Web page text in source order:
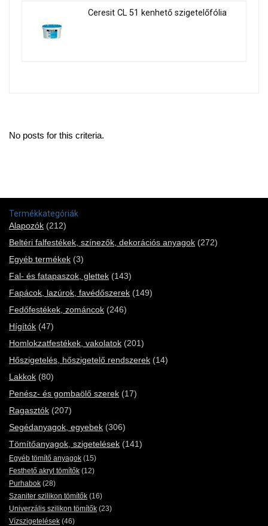
Ceresit CL 51 kenhető szigetelőfólia
No posts for this criteria.
Termékkategóriák
Alapozók (212)
Beltéri falfestékek, színezők, dekorációs anyagok (272)
Egyéb termékek (3)
Fal- és fatapaszok, glettek (143)
Fapácok, lazúrok, favédőszerek (149)
Fedőfestékek, zománcok (246)
Hígítók (47)
Homlokzatfestékek, vakolatok (201)
Hőszigetelés, hőszigetelő rendszerek (14)
Lakkok (80)
Penész- és gombaölő szerek (17)
Ragasztók (207)
Segédanyagok, egyebek (306)
Tömítőanyagok, szigetelések (141)
Egyéb tömítő anyagok (15)
Festhető akryl tömítők (12)
Purhabok (28)
Szaniter szilikon tömítők (16)
Univerzális szilikon tömítők (23)
Vízszigetelések (46)